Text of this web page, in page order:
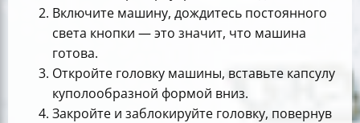
Включите машину, дождитесь постоянного
света кнопки — это значит, что машина
готова.
Откройте головку машины, вставьте капсулу
куполообразной формой вниз.
Закройте и заблокируйте головку, повернув